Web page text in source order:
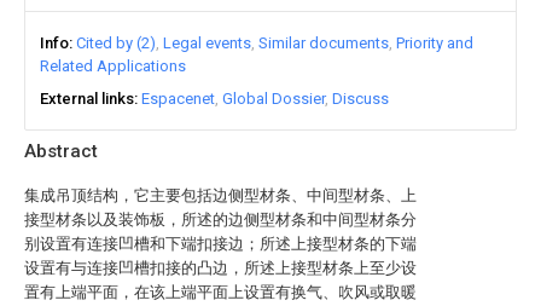
Abstract
集成吊顶结构，它主要包括边侧型材条、中间型材条、上
接型材条以及装饰板，所述的边侧型材条和中间型材条分
别设置有连接凹槽和下端扣接边；所述上接型材条的下端
设置有与连接凹槽扣接的凸边，所述上接型材条上至少设
置有上端平面，在该上端平面上设置有换气、吹风或取暖
Info Cited by (2) Legal events Similar documents Priority and
Related Applications
External links Espacenet Global Dossier Discuss